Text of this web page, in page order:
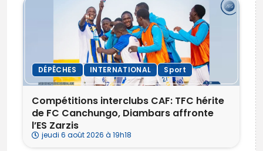
DÉPÊCHES INTERNATIONAL Sport
‎Compétitions interclubs CAF: TFC hérite
de FC Canchungo, Diambars affronte
l’ES Zarzis
jeudi 6 août 2026 à 19h18